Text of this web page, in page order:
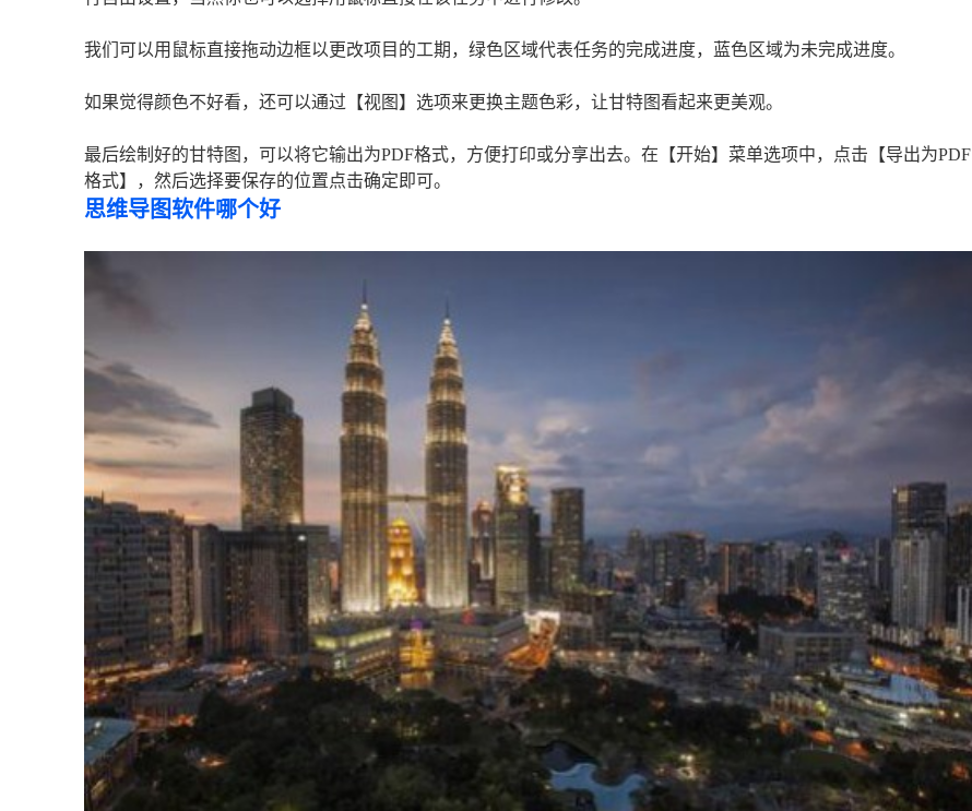
我们可以用鼠标直接拖动边框以更改项目的工期，绿色区域代表任务的完成进度，蓝色区域为未完成进度。
如果觉得颜色不好看，还可以通过【视图】选项来更换主题色彩，让甘特图看起来更美观。
最后绘制好的甘特图，可以将它输出为PDF格式，方便打印或分享出去。在【开始】菜单选项中，点击【导出为PDF
格式】，然后选择要保存的位置点击确定即可。
思维导图软件哪个好